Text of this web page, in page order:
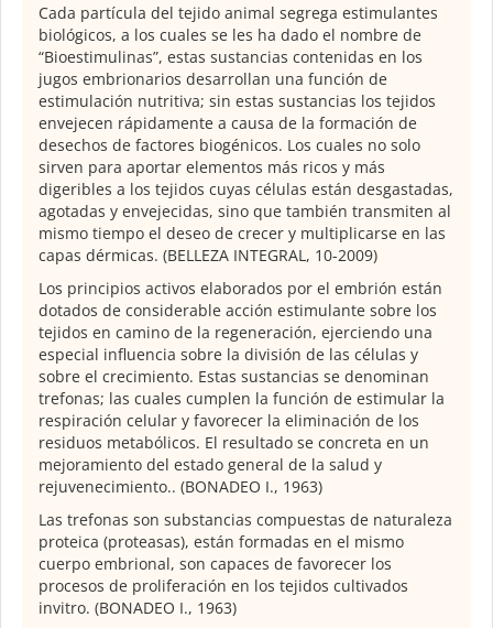
Cada partícula del tejido animal segrega estimulantes
biológicos, a los cuales se les ha dado el nombre de
“Bioestimulinas”, estas sustancias contenidas en los
jugos embrionarios desarrollan una función de
estimulación nutritiva; sin estas sustancias los tejidos
envejecen rápidamente a causa de la formación de
desechos de factores biogénicos. Los cuales no solo
sirven para aportar elementos más ricos y más
digeribles a los tejidos cuyas células están desgastadas,
agotadas y envejecidas, sino que también transmiten al
mismo tiempo el deseo de crecer y multiplicarse en las
capas dérmicas. (BELLEZA INTEGRAL, 10-2009)
Los principios activos elaborados por el embrión están
dotados de considerable acción estimulante sobre los
tejidos en camino de la regeneración, ejerciendo una
especial influencia sobre la división de las células y
sobre el crecimiento. Estas sustancias se denominan
trefonas; las cuales cumplen la función de estimular la
respiración celular y favorecer la eliminación de los
residuos metabólicos. El resultado se concreta en un
mejoramiento del estado general de la salud y
rejuvenecimiento.. (BONADEO I., 1963)
Las trefonas son substancias compuestas de naturaleza
proteica (proteasas), están formadas en el mismo
cuerpo embrional, son capaces de favorecer los
procesos de proliferación en los tejidos cultivados
invitro. (BONADEO I., 1963)